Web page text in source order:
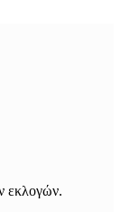
εκλογών.